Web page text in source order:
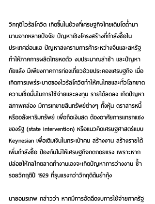
วิกฤติไวรัสโควิด เกิดขึ้นในช่วงที่เศรษฐกิจไทยเติบโตต่ำมา
นานจากหลายปัจจัย ปัญหาเชิงโครงสร้างที่กำลังซื้อใน
ประเทศอ่อนแอ ปัญหาสงครามการค้าระหว่างจีนและสหรัฐ
ทำให้ภาคการผลิตไทยหดตัว งบประมาณล่าช้า และปัญหา
ภัยแล้ง มีเพียงภาคการท่องเที่ยวช่วยประคองเศรษฐกิจ เมื่อ
เกิดการแพร่ระบาดของไวรัสโควิดทำให้คนไทยและทั่วโลกขาด
ความเชื่อมั่นในการใช้จ่ายและลงทุน รายได้ลดลง เกิดปัญหา
สภาพคล่อง มีการเทขายสินทรัพย์ต่างๆ ทั้งหุ้น ตราสารหนี้
หรืออสังหาริมทรัพย์ เพื่อถือเงินสด ต้องอาศัยการแทรกแซง
ของรัฐ (state intervention) หรือแนวคิดเศรษฐศาสตร์แบบ
Keynesian เพื่อเติมเงินในกระเป๋าคน สร้างงาน สร้างรายได้
เพิ่มกำลังซื้อ ป้องกันไม่ให้เศรษฐกิจถดถอยแรง เพราะหาก
ปล่อยให้กลไกตลาดทำงานเองจะเกิดปัญหาการว่างงาน ซ้ำ
รอยวิกฤติปี 1929 ที่รุนแรงกว่าวิกฤติต้มยำกุ้ง
นายอมรเทพ กล่าวว่า หากมีการอัดฉีดงบการใช้จ่ายภาครัฐ